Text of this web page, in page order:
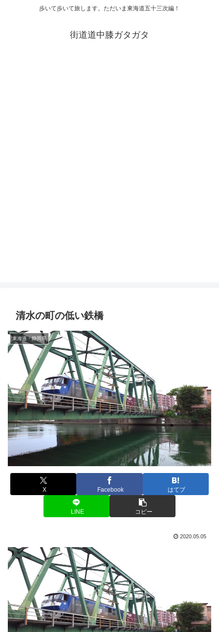
歩いて歩いて旅します。ただいま東海道五十三次編！
街道道中膝ガタガタ
清水の町の低い鉄橋
東海道・静岡県
X Facebook はてブ
LINE コピー
2020.05.05